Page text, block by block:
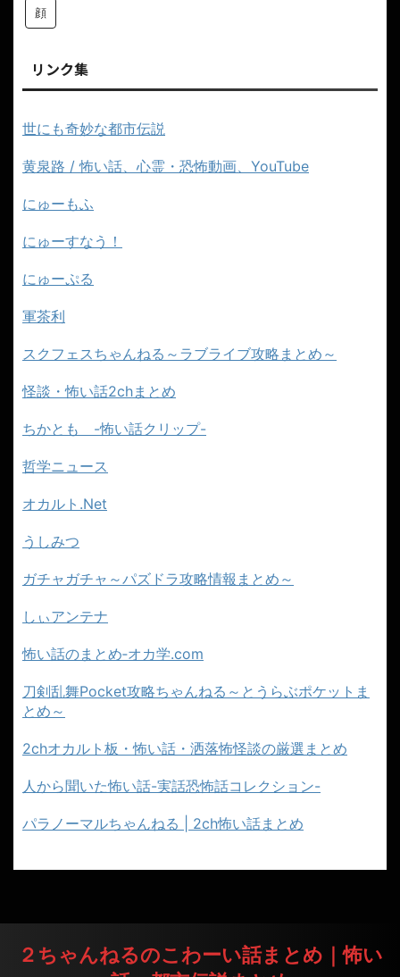
顔
リンク集
世にも奇妙な都市伝説
黄泉路 / 怖い話、心霊・恐怖動画、YouTube
にゅーもふ
にゅーすなう！
にゅーぷる
軍茶利
スクフェスちゃんねる～ラブライブ攻略まとめ～
怪談・怖い話2chまとめ
ちかとも -怖い話クリップ-
哲学ニュース
オカルト.Net
うしみつ
ガチャガチャ～パズドラ攻略情報まとめ～
しぃアンテナ
怖い話のまとめ‐オカ学.com
刀剣乱舞Pocket攻略ちゃんねる～とうらぶポケットま
とめ～
2chオカルト板・怖い話・洒落怖怪談の厳選まとめ
人から聞いた怖い話-実話恐怖話コレクション-
パラノーマルちゃんねる | 2ch怖い話まとめ
２ちゃんねるのこわーい話まとめ｜怖い